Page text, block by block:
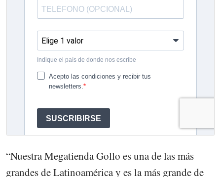
“Nuestra Megatienda Gollo es una de las más
grandes de Latinoamérica y es la más grande de